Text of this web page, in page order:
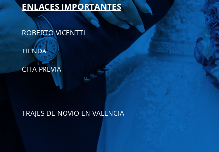
ENLACES IMPORTANTES
ROBERTO VICENTTI
TIENDA
CITA PREVIA
TRAJES DE NOVIO EN VALENCIA